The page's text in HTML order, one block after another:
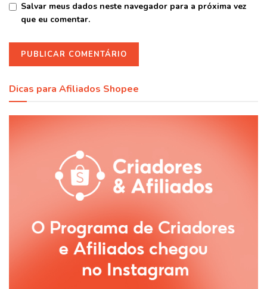
Salvar meus dados neste navegador para a próxima vez
que eu comentar.
Dicas para Afiliados Shopee